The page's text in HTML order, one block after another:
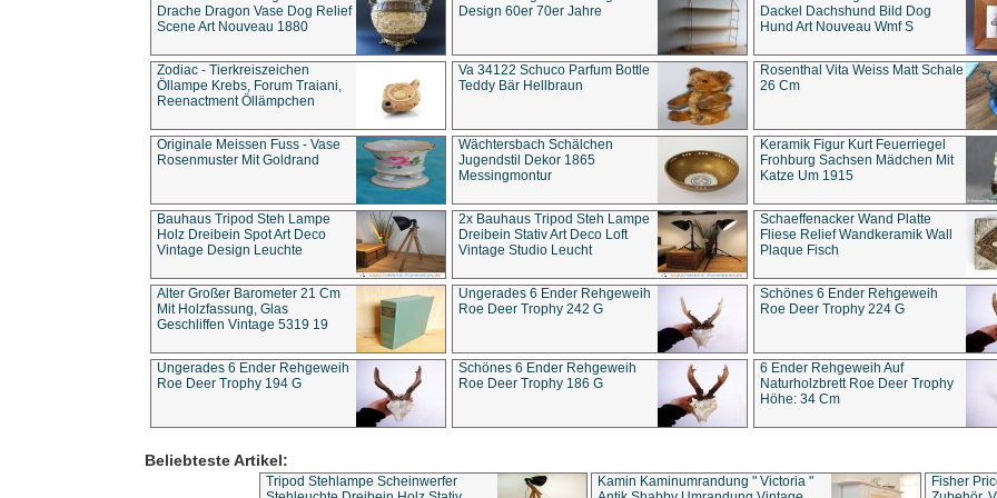
Drache Dragon Vase Dog Relief
Scene Art Nouveau 1880
Design 60er 70er Jahre
Dackel Dachshund Bild Dog
Hund Art Nouveau Wmf S
Zodiac - Tierkreiszeichen
Öllampe Krebs, Forum Traiani,
Reenactment Öllämpchen
Va 34122 Schuco Parfum Bottle
Teddy Bär Hellbraun
Rosenthal Vita Weiss Matt Schale
26 Cm
Originale Meissen Fuss - Vase
Rosenmuster Mit Goldrand
Wächtersbach Schälchen
Jugendstil Dekor 1865
Messingmontur
Keramik Figur Kurt Feuerriegel
Frohburg Sachsen Mädchen Mit
Katze Um 1915
Bauhaus Tripod Steh Lampe
Holz Dreibein Spot Art Deco
Vintage Design Leuchte
2x Bauhaus Tripod Steh Lampe
Dreibein Stativ Art Deco Loft
Vintage Studio Leucht
Schaeffenacker Wand Platte
Fliese Relief Wandkeramik Wall
Plaque Fisch
Alter Großer Barometer 21 Cm
Mit Holzfassung, Glas
Geschliffen Vintage 5319 19
Ungerades 6 Ender Rehgeweih
Roe Deer Trophy 242 G
Schönes 6 Ender Rehgeweih
Roe Deer Trophy 224 G
Ungerades 6 Ender Rehgeweih
Roe Deer Trophy 194 G
Schönes 6 Ender Rehgeweih
Roe Deer Trophy 186 G
6 Ender Rehgeweih Auf
Naturholzbrett Roe Deer Trophy
Höhe: 34 Cm
Beliebteste Artikel:
Tripod Stehlampe Scheinwerfer
Kamin Kaminumrandung " Victoria "
Fisher